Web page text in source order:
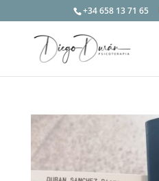
+34 658 13 71 65